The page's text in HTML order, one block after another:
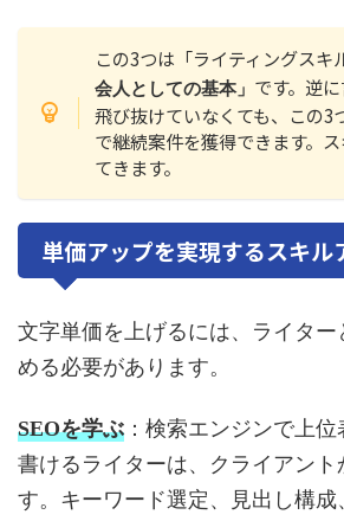
この3つは「ライティングスキ
会人としての基本」 です。逆
飛び抜けていなくても、この3
で継続案件を獲得できます。
てきます。
単価アップを実現するスキル
文字単価を上げるには、ライター
める必要があります。
SEOを学ぶ ：検索エンジンで上
書けるライターは、クライアント
す。キーワード選定、見出し構成